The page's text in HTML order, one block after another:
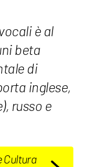
è al
beta
di
inglese,
russo e
Cultura